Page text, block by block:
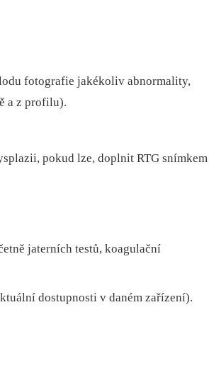
fotografie jakékoliv abnormality,
a z profilu).
pokud lze, doplnit RTG snímkem
jaterních testů, koagulační
dostupnosti v daném zařízení).